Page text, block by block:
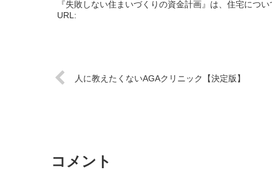
『失敗しない住まいづくりの資金計画』は、住宅につ
URL:
人に教えたくないAGAクリニック【決定版】
コメント